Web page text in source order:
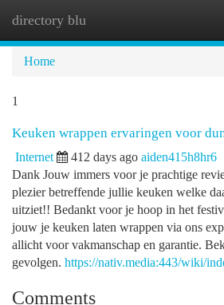
directory blu
Home
1
Keuken wrappen ervaringen voor
Internet 412 days ago aiden415h8hr6
Dank Jouw immers voor je prachtige
plezier betreffende jullie keuken welke
uitziet!! Bedankt voor je hoop in het
jouw je keuken laten wrappen via ons
allicht voor vakmanschap en garantie.
gevolgen. https://nativ.media:443/wiki/
Comments